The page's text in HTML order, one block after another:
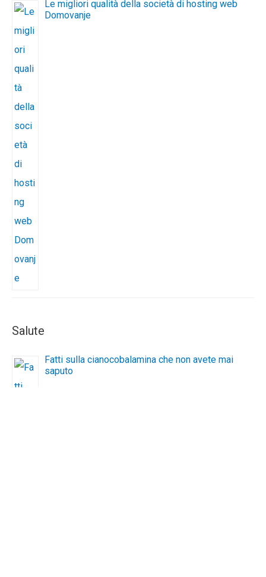
Le migliori qualità della società di hosting web
Domovanje
Salute
Fatti sulla cianocobalamina che non avete mai
saputo